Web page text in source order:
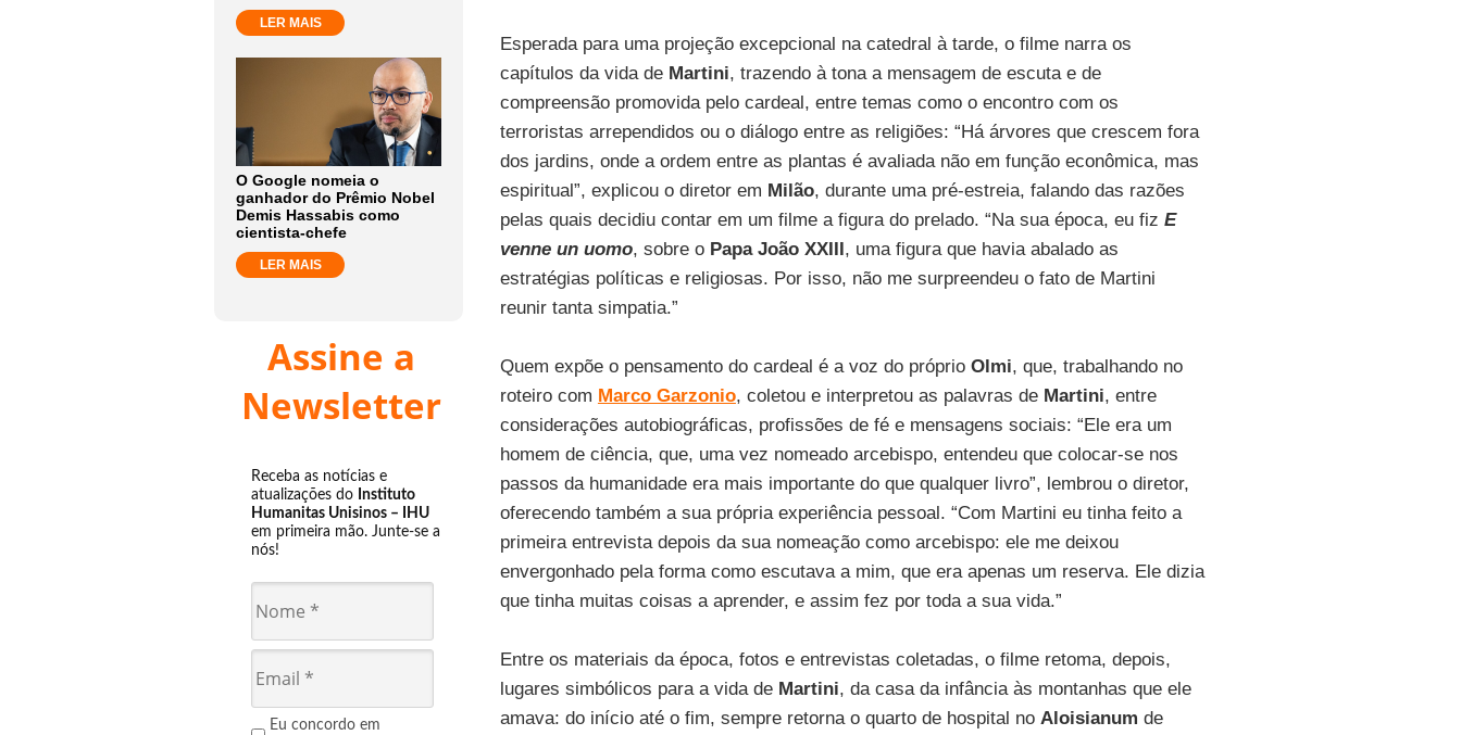
LER MAIS
O Google nomeia o
ganhador do Prêmio Nobel
Demis Hassabis como
cientista-chefe
LER MAIS
Assine a
Newsletter
Receba as notícias e
atualizações do Instituto
Humanitas Unisinos – IHU
em primeira mão. Junte-se a
nós!
Eu concordo em
Esperada para uma projeção excepcional na catedral à tarde, o filme narra os
capítulos da vida de Martini, trazendo à tona a mensagem de escuta e de
compreensão promovida pelo cardeal, entre temas como o encontro com os
terroristas arrependidos ou o diálogo entre as religiões: “Há árvores que crescem fora
dos jardins, onde a ordem entre as plantas é avaliada não em função econômica, mas
espiritual”, explicou o diretor em Milão, durante uma pré-estreia, falando das razões
pelas quais decidiu contar em um filme a figura do prelado. “Na sua época, eu fiz E
venne un uomo, sobre o Papa João XXIII, uma figura que havia abalado as
estratégias políticas e religiosas. Por isso, não me surpreendeu o fato de Martini
reunir tanta simpatia.”
Quem expõe o pensamento do cardeal é a voz do próprio Olmi, que, trabalhando no
roteiro com Marco Garzonio, coletou e interpretou as palavras de Martini, entre
considerações autobiográficas, profissões de fé e mensagens sociais: “Ele era um
homem de ciência, que, uma vez nomeado arcebispo, entendeu que colocar-se nos
passos da humanidade era mais importante do que qualquer livro”, lembrou o diretor,
oferecendo também a sua própria experiência pessoal. “Com Martini eu tinha feito a
primeira entrevista depois da sua nomeação como arcebispo: ele me deixou
envergonhado pela forma como escutava a mim, que era apenas um reserva. Ele dizia
que tinha muitas coisas a aprender, e assim fez por toda a sua vida.”
Entre os materiais da época, fotos e entrevistas coletadas, o filme retoma, depois,
lugares simbólicos para a vida de Martini, da casa da infância às montanhas que ele
amava: do início até o fim, sempre retorna o quarto de hospital no Aloisianum de